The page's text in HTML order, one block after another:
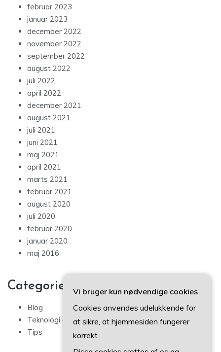
februar 2023
januar 2023
december 2022
november 2022
september 2022
august 2022
juli 2022
april 2022
december 2021
august 2021
juli 2021
juni 2021
maj 2021
april 2021
marts 2021
februar 2021
august 2020
juli 2020
februar 2020
januar 2020
maj 2016
Categories
Blog
Teknologi og IT
Tips
Vi bruger kun nødvendige cookies
Cookies anvendes udelukkende for
at sikre, at hjemmesiden fungerer
korrekt.